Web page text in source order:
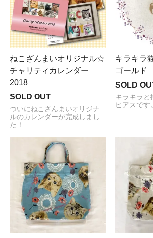
ねこざんまいオリジナル☆
チャリティカレンダー
2018
SOLD OUT
ついにねこざんまいオリジナ
ルのカレンダーが完成しまし
た！
キラキラ
ゴールド
SOLD
キラキラと
ピアスです。